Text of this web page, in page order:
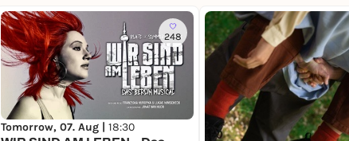
248
Tomorrow, 07. Aug | 18:30